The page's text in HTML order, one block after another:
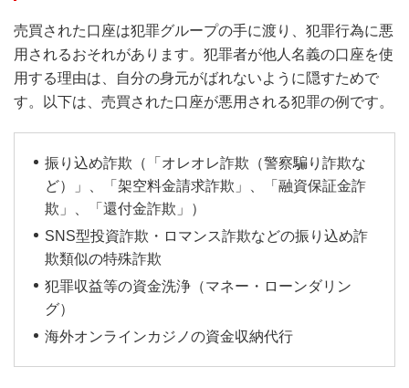
売買された口座は犯罪グループの手に渡り、犯罪行為に悪
用されるおそれがあります。犯罪者が他人名義の口座を使
用する理由は、自分の身元がばれないように隠すためで
す。以下は、売買された口座が悪用される犯罪の例です。
振り込め詐欺（「オレオレ詐欺（警察騙り詐欺な
ど）」、「架空料金請求詐欺」、「融資保証金詐
欺」、「還付金詐欺」）
SNS型投資詐欺・ロマンス詐欺などの振り込め詐
欺類似の特殊詐欺
犯罪収益等の資金洗浄（マネー・ローンダリン
グ）
海外オンラインカジノの資金収納代行